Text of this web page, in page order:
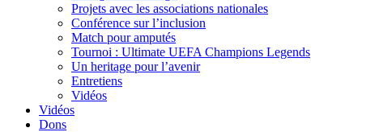
Projets avec les associations nationales
Conférence sur l’inclusion
Match pour amputés
Tournoi : Ultimate UEFA Champions Legends
Un heritage pour l’avenir
Entretiens
Vidéos
Vidéos
Dons